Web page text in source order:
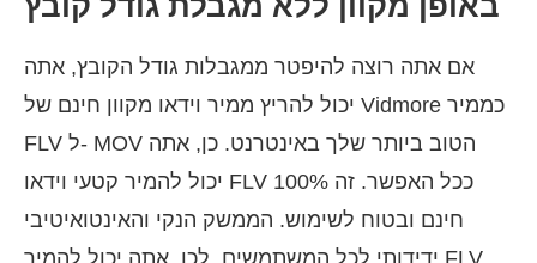
אם אתה רוצה להיפטר ממגבלות גודל הקובץ, אתה
יכול להריץ ממיר וידאו מקוון חינם של Vidmore כממיר
FLV ל- MOV הטוב ביותר שלך באינטרנט. כן, אתה
יכול להמיר קטעי וידאו FLV ככל האפשר. זה 100%
חינם ובטוח לשימוש. הממשק הנקי והאינטואיטיבי